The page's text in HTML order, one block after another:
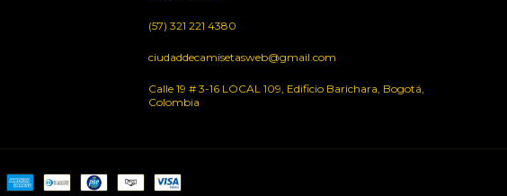
(57) 321 221 4380
ciudaddecamisetasweb@gmail.com
Calle 19 # 3-16 LOCAL 109, Edificio Barichara, Bogotá,
Colombia